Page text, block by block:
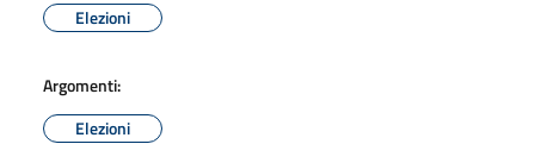
Elezioni
Argomenti:
Elezioni